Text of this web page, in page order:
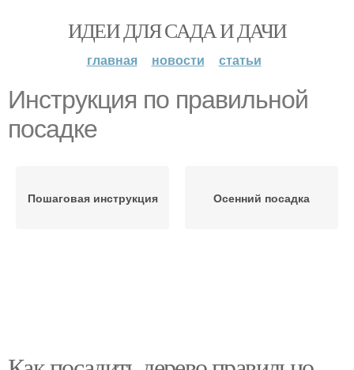
ИДЕИ ДЛЯ САДА И ДАЧИ
главная новости статьи
Инструкция по правильной
посадке
Пошаговая инструкция Осенний посадка